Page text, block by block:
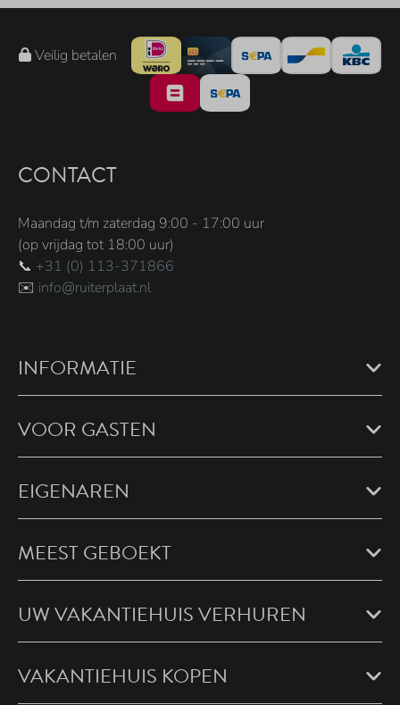
Veilig betalen
CONTACT
Maandag t/m zaterdag 9:00 - 17:00 uur
(op vrijdag tot 18:00 uur)
📞 +31 (0) 113-371866
✉️ info@ruiterplaat.nl
INFORMATIE
VOOR GASTEN
EIGENAREN
MEEST GEBOEKT
UW VAKANTIEHUIS VERHUREN
VAKANTIEHUIS KOPEN